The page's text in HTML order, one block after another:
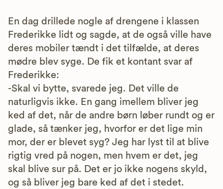
En dag drillede nogle af drengene i klassen
Frederikke lidt og sagde, at de også ville have
deres mobiler tændt i det tilfælde, at deres
mødre blev syge. De fik et kontant svar af
Frederikke:
-Skal vi bytte, svarede jeg. Det ville de
naturligvis ikke. En gang imellem bliver jeg
ked af det, når de andre børn løber rundt og er
glade, så tænker jeg, hvorfor er det lige min
mor, der er blevet syg? Jeg har lyst til at blive
rigtig vred på nogen, men hvem er det, jeg
skal blive sur på. Det er jo ikke nogens skyld,
og så bliver jeg bare ked af det i stedet.